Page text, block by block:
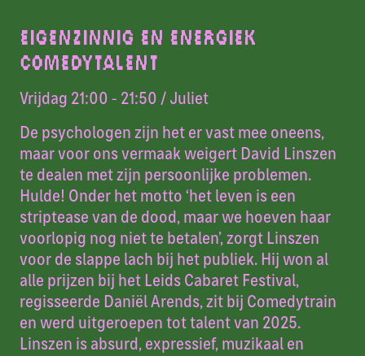
EIGENZINNIG EN ENERGIEK
COMEDYTALENT
Vrijdag 21:00 - 21:50 / Juliet
De psychologen zijn het er vast mee oneens,
maar voor ons vermaak weigert David Linszen
te dealen met zijn persoonlijke problemen.
Hulde! Onder het motto ‘het leven is een
striptease van de dood, maar we hoeven haar
voorlopig nog niet te betalen’, zorgt Linszen
voor de slappe lach bij het publiek. Hij won al
alle prijzen bij het Leids Cabaret Festival,
regisseerde Daniël Arends, zit bij Comedytrain
en werd uitgeroepen tot talent van 2025.
Linszen is absurd, expressief, muzikaal en